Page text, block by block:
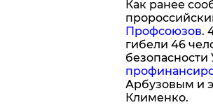
Как ранее
Профсоюзов.
гибели 46
Арбузовым и
Клименко.